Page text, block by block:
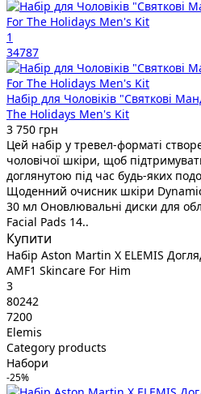
1
34787
Набір для Чоловіків "Святкові
The Holidays Men's Kit
3 750 грн
Цей набір у тревел-форматі
чоловічої шкіри, щоб
доглянутою під час будь-яких
Щоденний очисник шкіри
30 мл Оновлювальні диски для
Facial Pads 14..
Купити
Набір Aston Martin X ELEMIS
AMF1 Skincare For Him
3
80242
7200
Elemis
Category products
Набори
-25%